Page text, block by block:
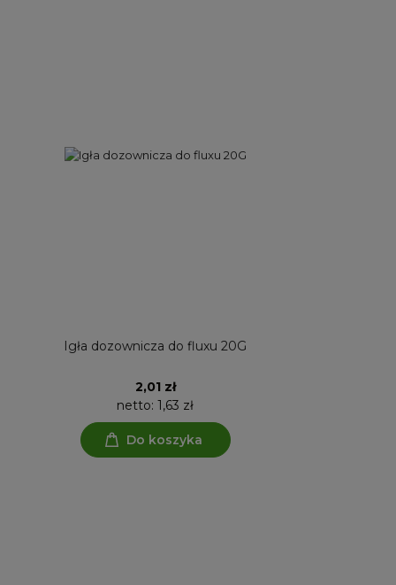
Igła dozownicza do fluxu 20G
2,01 zł
netto: 1,63 zł
Do koszyka